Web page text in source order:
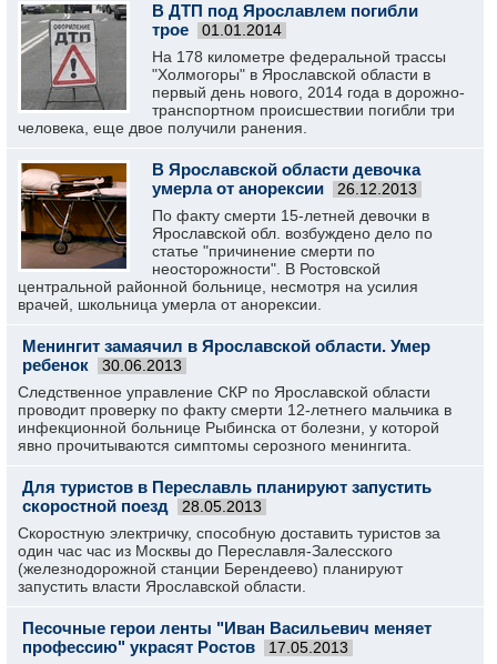
В ДТП под Ярославлем погибли
трое
01.01.2014
На 178 километре федеральной трассы
"Холмогоры" в Ярославской области в
первый день нового, 2014 года в дорожно-
транспортном происшествии погибли три
человека, еще двое получили ранения.
В Ярославской области девочка
умерла от анорексии
26.12.2013
По факту смерти 15-летней девочки в
Ярославской обл. возбуждено дело по
статье "причинение смерти по
неосторожности". В Ростовской
центральной районной больнице, несмотря на усилия
врачей, школьница умерла от анорексии.
Менингит замаячил в Ярославской области. Умер
ребенок
30.06.2013
Следственное управление СКР по Ярославской области
проводит проверку по факту смерти 12-летнего мальчика в
инфекционной больнице Рыбинска от болезни, у которой
явно прочитываются симптомы серозного менингита.
Для туристов в Переславль планируют запустить
скоростной поезд
28.05.2013
Скоростную электричку, способную доставить туристов за
один час час из Москвы до Переславля-Залесского
(железнодорожной станции Берендеево) планируют
запустить власти Ярославской области.
Песочные герои ленты "Иван Васильевич меняет
профессию" украсят Ростов
17.05.2013